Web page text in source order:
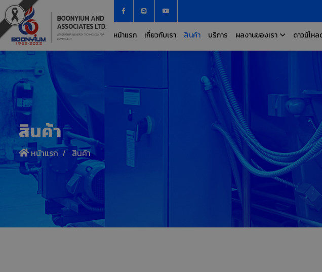
หน้าแรก เกี่ยวกับเรา สินค้า บริการ ผลงานของเรา ดาวน์โหล
สินค้า
หน้าแรก สินค้า